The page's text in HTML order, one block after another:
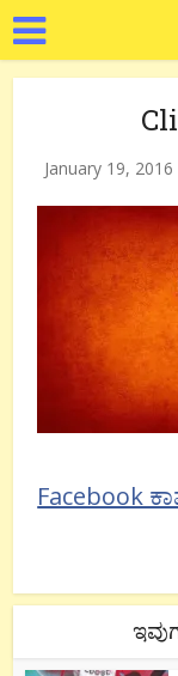
January 19, 2016
Facebook